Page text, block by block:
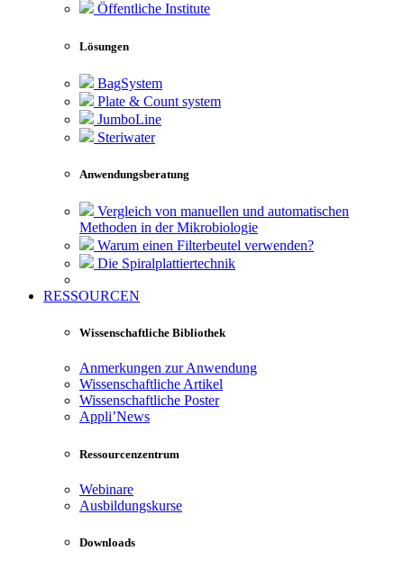
Öffentliche Institute
Lösungen
BagSystem
Plate & Count system
JumboLine
Steriwater
Anwendungsberatung
Vergleich von manuellen und automatischen
Methoden in der Mikrobiologie
Warum einen Filterbeutel verwenden?
Die Spiralplattier­technik
RESSOURCEN
Wissenschaftliche Bibliothek
Anmerkungen zur Anwendung
Wissenschaftliche Artikel
Wissenschaftliche Poster
Appli’News
Ressourcenzentrum
Webinare
Ausbildungskurse
Downloads